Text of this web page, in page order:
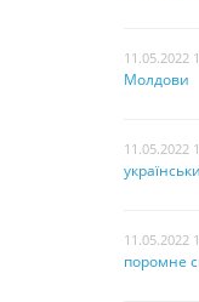
11.05.2022
Молдови
11.05.2022
11.05.2022
поромне